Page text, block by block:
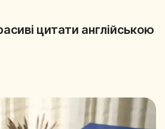
цитати англійською